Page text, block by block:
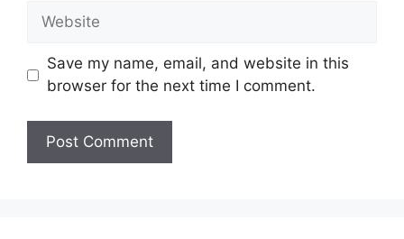
Website
Save my name, email, and website in this
browser for the next time I comment.